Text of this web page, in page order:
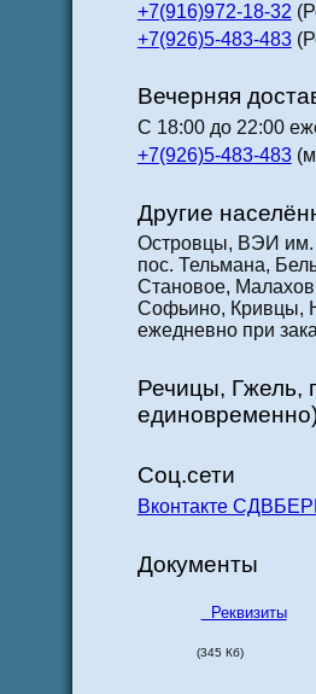
+7(916)972-18-32
+7(926)5-483-483
Вечерняя
С 18:00 до 22:00
+7(926)5-483-483
Другие
Островцы, ВЭИ им.
пос. Тельмана,
Становое,
Софьино, Кривцы,
ежедневно при
Речицы, Гжель,
Соц.сети
Вконтакте
Документы
Реквизиты
(345 Кб)